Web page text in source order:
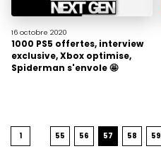
16 octobre 2020
1000 PS5 offertes, interview
exclusive, Xbox optimise,
Spiderman s'envole 🤩
1 55 56 57 58 59